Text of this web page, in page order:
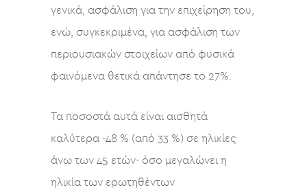
γενικά, ασφάλιση για την επιχείρηση του,
ενώ, συγκεκριμένα, για ασφάλιση των
περιουσιακών στοιχείων από φυσικά
φαινόμενα θετικά απάντησε το 27%.
Τα ποσοστά αυτά είναι αισθητά
καλύτερα -48 % (από 33 %) σε ηλικίες
άνω των 45 ετών- όσο μεγαλώνει η
ηλικία των ερωτηθέντων